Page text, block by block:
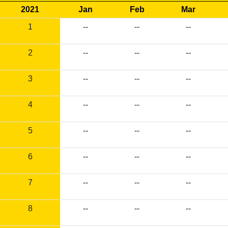
2021 Jan Feb Mar
1
-- -- --
2 -- -- --
3 -- -- --
4 -- -- --
5 -- -- --
6 -- -- --
7 -- -- --
8 -- -- --